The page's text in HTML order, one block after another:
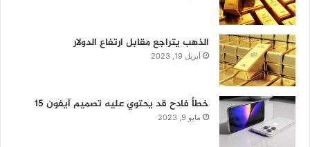
الذهب يتراجع مقابل ارتفاع الدولار
أبريل 19, 2023
خطأ فادح قد يحتوي عليه تصميم آيفون 15
مايو 9, 2023